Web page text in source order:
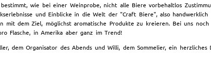
bestimmt, wie bei einer Weinprobe, nicht alle Biere vorbehaltlos
und Einblicke in die Welt der "Craft Biere", also
mit dem Ziel, möglichst aromatische Produkte zu kreieren. Bei uns
Flasche, in Amerika aber ganz im Trend!
dem Organisator des Abends und Willi, dem Sommelier, ein